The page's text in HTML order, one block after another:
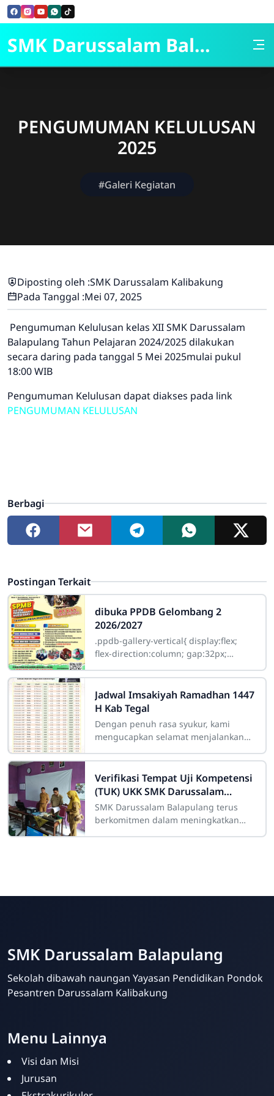
Skip to Content
SMK Darussalam Balapulang
PENGUMUMAN KELULUSAN
2025
#Galeri Kegiatan
Diposting oleh :SMK Darussalam Kalibakung
Pada Tanggal :Mei 07, 2025
Pengumuman Kelulusan kelas XII SMK Darussalam
Balapulang Tahun Pelajaran 2024/2025 dilakukan
secara daring pada tanggal 5 Mei 2025mulai pukul
18:00 WIB
Pengumuman Kelulusan dapat diakses pada link
PENGUMUMAN KELULUSAN
Berbagi
Postingan Terkait
dibuka PPDB Gelombang 2
2026/2027
.ppdb-gallery-vertical{ display:flex;
flex-direction:column; gap:32px;
position:relative; overflow:hidden;
Jadwal Imsakiyah Ramadhan 1447
H Kab Tegal
Dengan penuh rasa syukur, kami
mengucapkan selamat menjalankan
kepada seluruh siswa, dewan guru,
tenaga
Verifikasi Tempat Uji Kompetensi
(TUK) UKK SMK Darussalam
Balapulang Tahun 2026
SMK Darussalam Balapulang terus
berkomitmen dalam meningkatkan
SMK Darussalam Balapulang
Sekolah dibawah naungan Yayasan Pendidikan Pondok
Pesantren Darussalam Kalibakung
Menu Lainnya
Visi dan Misi
Jurusan